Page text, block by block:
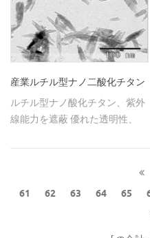
産業ルチル型ナノ二酸化チタン
ルチル型ナノ酸化チタン、紫外
線能力を遮蔽 優れた透明性、
ます。
61 62 63 64 65